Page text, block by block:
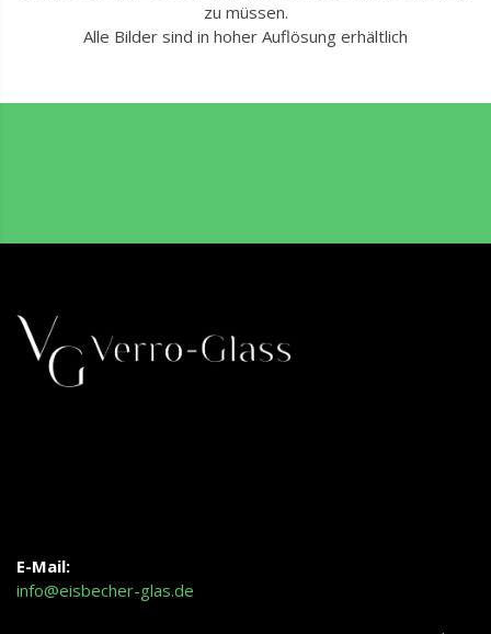
zu müssen.
Alle Bilder sind in hoher Auflösung erhältlich
E-Mail:
info@eisbecher-glas.de